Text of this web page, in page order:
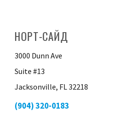
НОРТ-САЙД
3000 Dunn Ave
Suite #13
Jacksonville, FL 32218
(904) 320-0183